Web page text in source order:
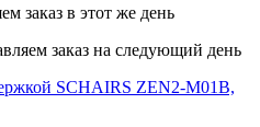
заказ в этот же день
заказ на следующий день